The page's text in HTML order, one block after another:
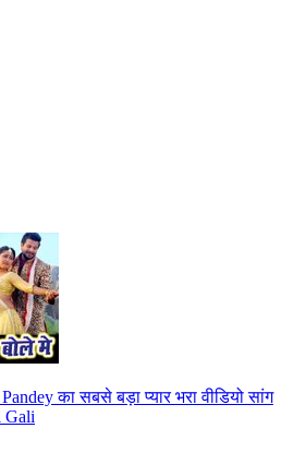
का सबसे बड़ा प्यार भरा वीडियो सांग
Gali